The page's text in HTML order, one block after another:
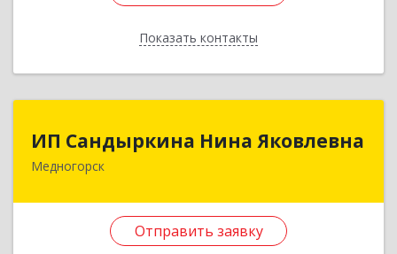
Показать контакты
ИП Сандыркина Нина Яковлевна
Медногорск
Отправить заявку
462270, Оренбургская обл, Медногорск г,